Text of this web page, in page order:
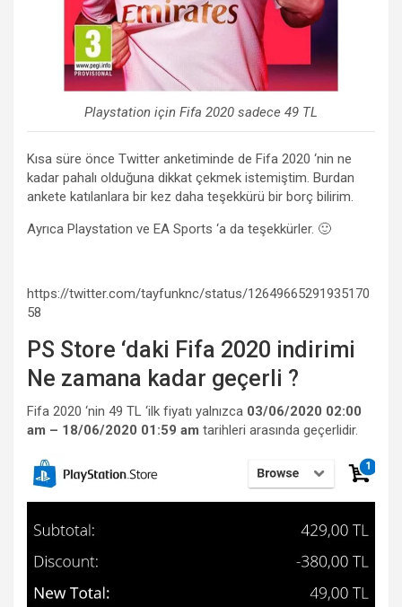
Playstation için Fifa 2020 sadece 49 TL
Kısa süre önce Twitter anketiminde de Fifa 2020 ‘nin ne
kadar pahalı olduğuna dikkat çekmek istemiştim. Burdan
ankete katılanlara bir kez daha teşekkürü bir borç bilirim.
Ayrıca Playstation ve EA Sports ‘a da teşekkürler. 🙂
https://twitter.com/tayfunknc/status/12649665291935170
58
PS Store ‘daki Fifa 2020 indirimi
Ne zamana kadar geçerli ?
Fifa 2020 ‘nin 49 TL ‘ilk fiyatı yalnızca 03/06/2020 02:00
am – 18/06/2020 01:59 am tarihleri arasında geçerlidir.